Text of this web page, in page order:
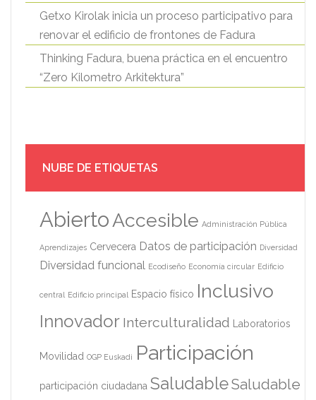
Getxo Kirolak inicia un proceso participativo para
renovar el edificio de frontones de Fadura
Thinking Fadura, buena práctica en el encuentro
“Zero Kilometro Arkitektura”
NUBE DE ETIQUETAS
AbiertoAccesible Administración Pública
Aprendizajes Cervecera Datos de participación Diversidad
Diversidad funcional Ecodiseño Economía circular Edificio
central Edificio principal Espacio físico Inclusivo
Innovador Interculturalidad Laboratorios
Movilidad OGP Euskadi Participación
participación ciudadana SaludableSaludable